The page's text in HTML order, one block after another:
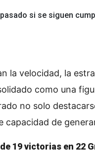
si se siguen
la velocidad, la
como una
no solo
de
19 victorias en 22